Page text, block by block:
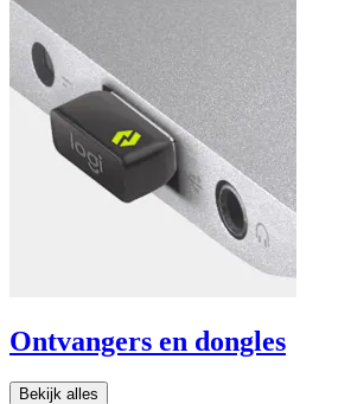
Ontvangers en dongles
Bekijk alles